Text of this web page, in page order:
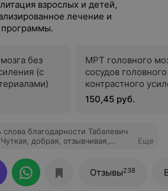
взрослых и детей,
лечение и
программы.
без
(с
МРТ головного
сосудов
контрастного
расходными
150,45 руб.
слова благодарности Табалевич
добрая, отзывчивая,
на реабилитации 8.08.25.
карьерного роста, удачи
молодец, умница оставайтесь
Еще
Отзывы238